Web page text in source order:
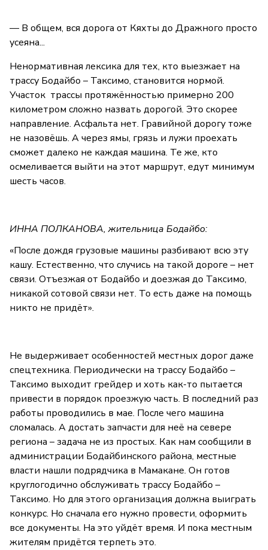
— В общем, вся дорога от Кяхты до Дражного просто
усеяна...
Ненормативная лексика для тех, кто выезжает на
трассу Бодайбо – Таксимо, становится нормой.
Участок трассы протяжённостью примерно 200
километром сложно назвать дорогой. Это скорее
направление. Асфальта нет. Гравийной дорогу тоже
не назовёшь. А через ямы, грязь и лужи проехать
сможет далеко не каждая машина. Те же, кто
осмеливается выйти на этот маршрут, едут минимум
шесть часов.
ИННА ПОЛКАНОВА, жительница Бодайбо:
«После дождя грузовые машины разбивают всю эту
кашу. Естественно, что случись на такой дороге – нет
связи. Отъезжая от Бодайбо и доезжая до Таксимо,
никакой сотовой связи нет. То есть даже на помощь
никто не придёт».
Не выдерживает особенностей местных дорог даже
спецтехника. Периодически на трассу Бодайбо –
Таксимо выходит грейдер и хоть как-то пытается
привести в порядок проезжую часть. В последний раз
работы проводились в мае. После чего машина
сломалась. А достать запчасти для неё на севере
региона – задача не из простых. Как нам сообщили в
администрации Бодайбинского района, местные
власти нашли подрядчика в Мамакане. Он готов
круглогодично обслуживать трассу Бодайбо –
Таксимо. Но для этого организация должна выиграть
конкурс. Но сначала его нужно провести, оформить
все документы. На это уйдёт время. И пока местным
жителям придётся терпеть это.